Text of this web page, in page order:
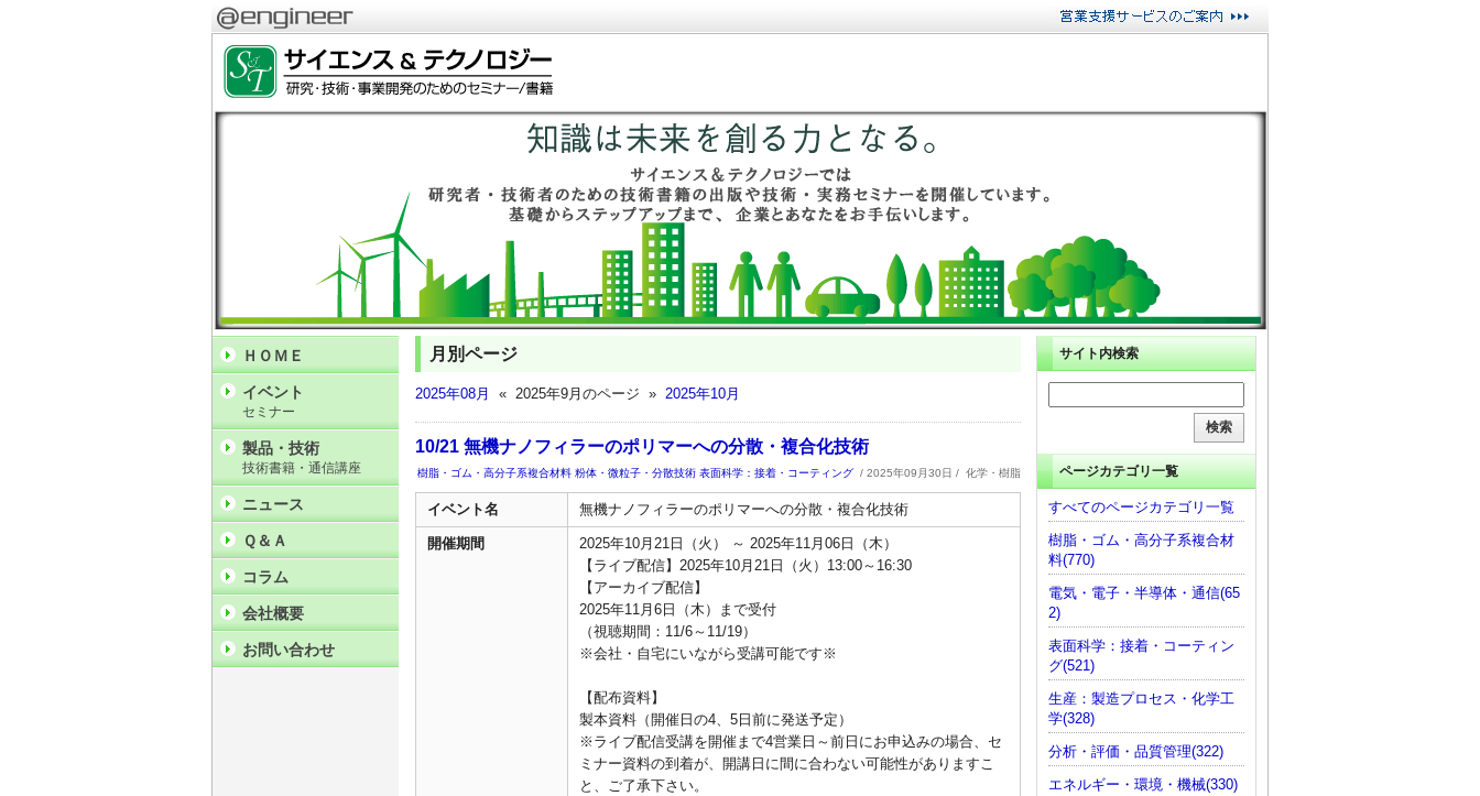
月別ページ
2025年08月 « 2025年9月のページ » 2025年10月
10/21 無機ナノフィラーのポリマーへの分散・複合化技術
樹脂・ゴム・高分子系複合材料 粉体・微粒子・分散技術 表面科学：接着・コーティング / 2025年09月30日 / 化学・樹脂
イベント名 無機ナノフィラーのポリマーへの分散・複合化技術
開催期間
2025年10月21日（火） ～ 2025年11月06日（木）
【ライブ配信】2025年10月21日（火）13:00～16:30
【アーカイブ配信】
2025年11月6日（木）まで受付
（視聴期間：11/6～11/19）
※会社・自宅にいながら受講可能です※
【配布資料】
製本資料（開催日の4、5日前に発送予定）
※ライブ配信受講を開催まで4営業日～前日にお申込みの場合、セ
ミナー資料の到着が、開講日に間に合わない可能性がありますこ
と、ご了承下さい。
ＨＯＭＥ
イベント
セミナー
製品・技術
技術書籍・通信講座
ニュース
Ｑ＆Ａ
コラム
会社概要
お問い合わせ
サイト内検索
ページカテゴリ一覧
すべてのページカテゴリ一覧
樹脂・ゴム・高分子系複合材
料(770)
電気・電子・半導体・通信(65
2)
表面科学：接着・コーティン
グ(521)
生産：製造プロセス・化学工
学(328)
分析・評価・品質管理(322)
エネルギー・環境・機械(330)